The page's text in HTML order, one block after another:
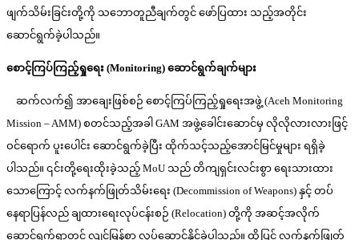
ဖျက်သိမ်းခြင်းတို့ကို သဘောတူညီချက်တွင် ဖော်ပြထား သည့်အတိုင်း
ဆောင်ရွက်ခဲ့ပါသည်။
စောင့်ကြပ်ကြည့်ရှုရေး (Monitoring) ဆောင်ရွက်ချက်များ
ဆက်လက်၍ အာချေးဖြစ်စဉ် စောင့်ကြပ်ကြည့်ရှုရေးအဖွဲ့ (Aceh Monitoring
Mission – AMM) စတင်သည့်အခါ GAM အဖွဲ့ခေါင်းဆောင်မှ လိုလိုလားလားဖြင့်
ဝင်ရောက် ပူးပေါင်း ဆောင်ရွက်ခဲ့ပြီး ထိုက်သင့်သည့်အောင်မြင်မှုများ ရရှိခဲ့
ပါသည်။ ၎င်းတို့ရေးထိုးခဲ့သည့် MoU သည် တိကျရှင်းလင်းစွာ ရေးသားထား
သောကြောင့် လက်နက်ဖြုတ်သိမ်းရေး (Decommission of Weapons) နှင့် တပ်
နေရာပြန်လည် ချထားရေးလုပ်ငန်းစဉ် (Relocation) တို့ကို အဆင့်အလိုက်
ဆောင်ရွက်ရာတွင် လျင်မြန်စွာ လုပ်ဆောင်နိုင်ခဲ့ပါသည်။ ထို့ပြင် လက်နက်ဖြုတ်